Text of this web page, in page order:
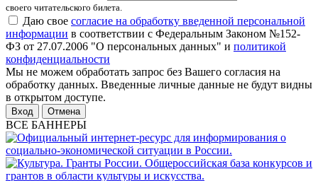
своего читательского билета.
Даю свое согласие на обработку введенной персональной
информации в соответствии с Федеральным Законом №152-
ФЗ от 27.07.2006 "О персональных данных" и политикой
конфиденциальности
Мы не можем обработать запрос без Вашего согласия на
обработку данных. Введенные личные данные не будут видны
в открытом доступе.
Отмена
ВСЕ БАННЕРЫ